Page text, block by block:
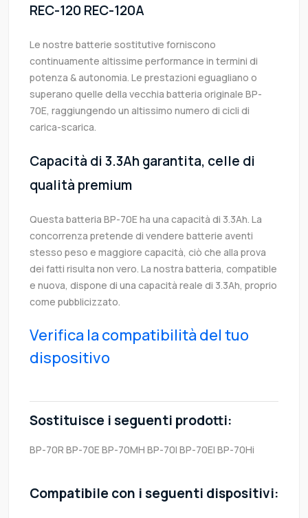
REC-120 REC-120A
Le nostre batterie sostitutive forniscono
continuamente altissime performance in termini di
potenza & autonomia. Le prestazioni eguagliano o
superano quelle della vecchia batteria originale BP-
70E, raggiungendo un altissimo numero di cicli di
carica-scarica.
Capacità di 3.3Ah garantita, celle di
qualità premium
Questa batteria BP-70E ha una capacità di 3.3Ah. La
concorrenza pretende di vendere batterie aventi
stesso peso e maggiore capacità, ciò che alla prova
dei fatti risulta non vero. La nostra batteria, compatible
e nuova, dispone di una capacità reale di 3.3Ah, proprio
come pubblicizzato.
Verifica la compatibilità del tuo
dispositivo
Sostituisce i seguenti prodotti:
BP-70R BP-70EBP-70MH BP-70I BP-70EI BP-70Hi
Compatibile con i seguenti dispositivi: